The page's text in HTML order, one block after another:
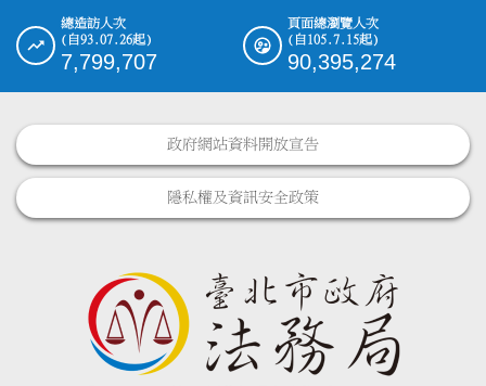
總造訪人次
(自93.07.26起)
7,799,707
頁面總瀏覽人次
(自105.7.15起)
90,395,274
政府網站資料開放宣告
隱私權及資訊安全政策